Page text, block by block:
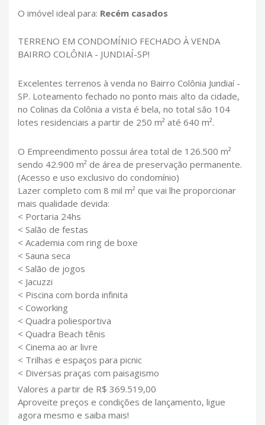
O imóvel ideal para: Recém casados
TERRENO EM CONDOMÍNIO FECHADO À VENDA
BAIRRO COLÔNIA - JUNDIAÍ-SP!
Excelentes terrenos à venda no Bairro Colônia Jundiaí -
SP. Loteamento fechado no ponto mais alto da cidade,
no Colinas da Colônia a vista é bela, no total são 104
lotes residenciais a partir de 250 m² até 640 m².
O Empreendimento possui área total de 126.500 m²
sendo 42.900 m² de área de preservação permanente.
(Acesso e uso exclusivo do condomínio)
Lazer completo com 8 mil m² que vai lhe proporcionar
mais qualidade devida:
< Portaria 24hs
< Salão de festas
< Academia com ring de boxe
< Sauna seca
< Salão de jogos
< Jacuzzi
< Piscina com borda infinita
< Coworking
< Quadra poliesportiva
< Quadra Beach tênis
< Cinema ao ar livre
< Trilhas e espaços para picnic
< Diversas praças com paisagismo
Valores a partir de R$ 369.519,00
Aproveite preços e condições de lançamento, ligue
agora mesmo e saiba mais!